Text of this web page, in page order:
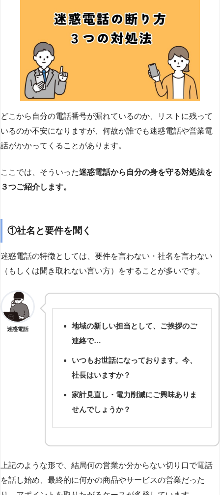
どこから自分の電話番号が漏れているのか、リストに残って
いるのか不安になりますが、何故か誰でも迷惑電話や営業電
話がかかってくることがあります。
ここでは、そういった迷惑電話から自分の身を守る対処法を
３つご紹介します。
①社名と要件を聞く
迷惑電話の特徴としては、要件を言わない・社名を言わない
（もしくは聞き取れない言い方）をすることが多いです。
迷惑電話
地域の新しい担当として、ご挨拶のご
連絡で…
いつもお世話になっております。今、
社長はいますか？
家計見直し・電力削減にご興味ありま
せんでしょうか？
上記のような形で、結局何の営業か分からない切り口で電話
を話し始め、最終的に何かの商品やサービスの営業だった